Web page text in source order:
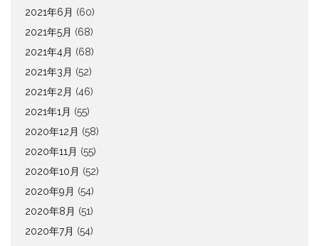
2021年6月 (60)
2021年5月 (68)
2021年4月 (68)
2021年3月 (52)
2021年2月 (46)
2021年1月 (55)
2020年12月 (58)
2020年11月 (55)
2020年10月 (52)
2020年9月 (54)
2020年8月 (51)
2020年7月 (54)